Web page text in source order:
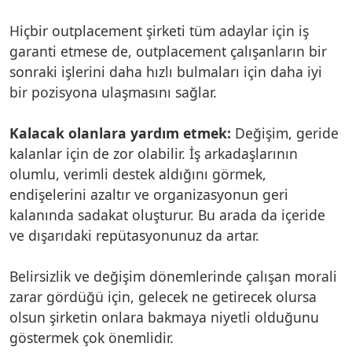
Hiçbir outplacement şirketi tüm adaylar için iş
garanti etmese de, outplacement çalışanların bir
sonraki işlerini daha hızlı bulmaları için daha iyi
bir pozisyona ulaşmasını sağlar.
Kalacak olanlara yardım etmek: Değişim, geride
kalanlar için de zor olabilir. İş arkadaşlarının
olumlu, verimli destek aldığını görmek,
endişelerini azaltır ve organizasyonun geri
kalanında sadakat oluşturur. Bu arada da içeride
ve dışarıdaki repütasyonunuz da artar.
Belirsizlik ve değişim dönemlerinde çalışan morali
zarar gördüğü için, gelecek ne getirecek olursa
olsun şirketin onlara bakmaya niyetli olduğunu
göstermek çok önemlidir.